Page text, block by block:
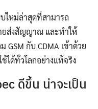
ใหม่ล่าสุดที่สามารถ
ยส่งสัญญาณ และทำให้
GSM กับ CDMA เข้าด้วย
ได้ทั่วโลกอย่างแท้จริง
ดีขึ้น น่าจะเป็น